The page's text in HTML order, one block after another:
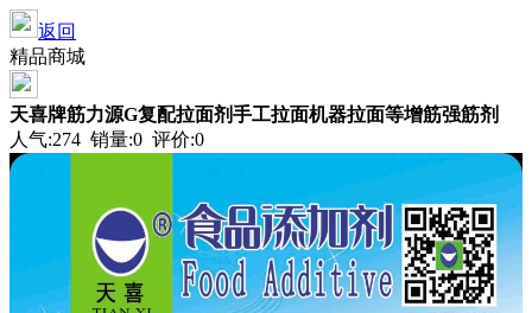
返回
精品商城
天喜牌筋力源G复配拉面剂手工拉面机器拉面等增筋强筋剂
人气:274 销量:0 评价:0